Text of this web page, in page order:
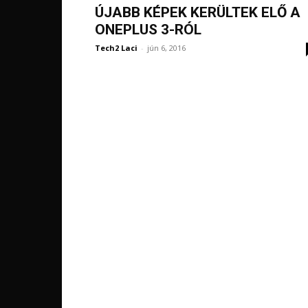
ÚJABB KÉPEK KERÜLTEK ELŐ A
ONEPLUS 3-RÓL
Tech2 Laci - jún 6, 2016